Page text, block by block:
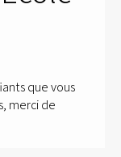
que vous
merci de